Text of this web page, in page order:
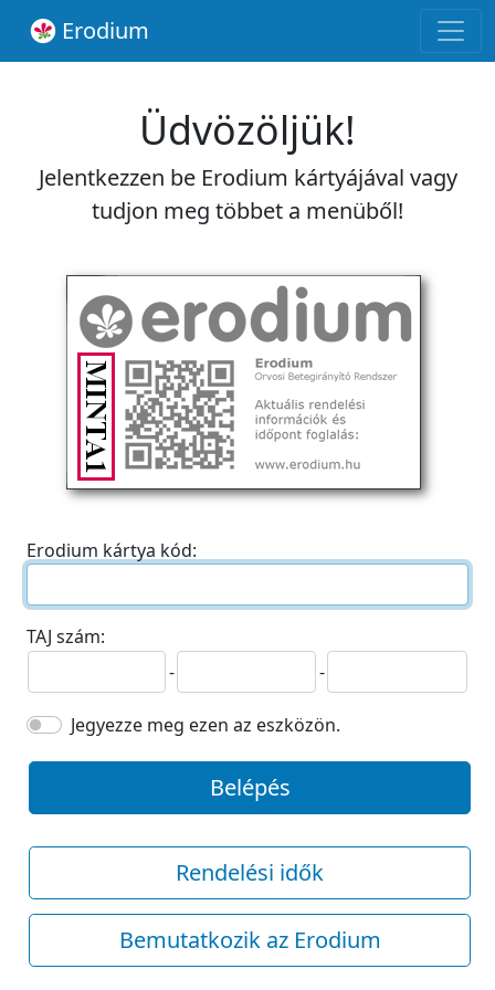
Erodium
Üdvözöljük!
Jelentkezzen be Erodium kártyájával vagy
tudjon meg többet a menüből!
Erodium kártya kód:
TAJ szám:
-
-
Jegyezze meg ezen az eszközön.
Belépés
Rendelési idők
Bemutatkozik az Erodium